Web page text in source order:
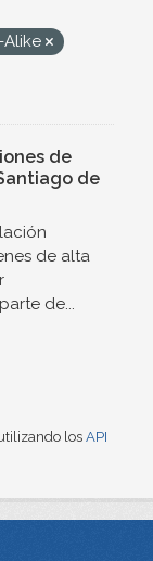
Alike
de
de
de alta
de...
los API